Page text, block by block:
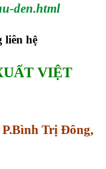
den.html
liên hệ
VIỆT
Trị Đông,